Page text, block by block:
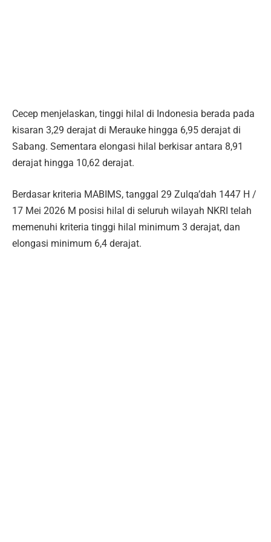
Cecep menjelaskan, tinggi hilal di Indonesia berada pada
kisaran 3,29 derajat di Merauke hingga 6,95 derajat di
Sabang. Sementara elongasi hilal berkisar antara 8,91
derajat hingga 10,62 derajat.
Berdasar kriteria MABIMS, tanggal 29 Zulqa’dah 1447 H /
17 Mei 2026 M posisi hilal di seluruh wilayah NKRI telah
memenuhi kriteria tinggi hilal minimum 3 derajat, dan
elongasi minimum 6,4 derajat.